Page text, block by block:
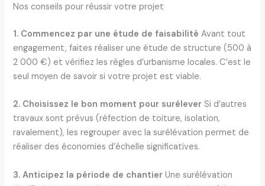
Nos conseils pour réussir votre projet
1. Commencez par une étude de faisabilité Avant tout
engagement, faites réaliser une étude de structure (500 à
2 000 €) et vérifiez les règles d’urbanisme locales. C’est le
seul moyen de savoir si votre projet est viable.
2. Choisissez le bon moment pour surélever Si d’autres
travaux sont prévus (réfection de toiture, isolation,
ravalement), les regrouper avec la surélévation permet de
réaliser des économies d’échelle significatives.
3. Anticipez la période de chantier Une surélévation